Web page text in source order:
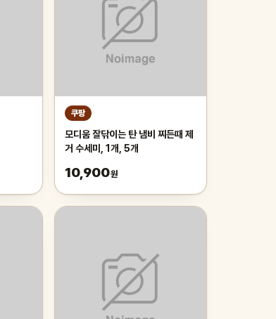
쿠팡
모디움 잘닦이는 탄 냄비 찌든때 제
거 수세미, 1개, 5개
10,900원